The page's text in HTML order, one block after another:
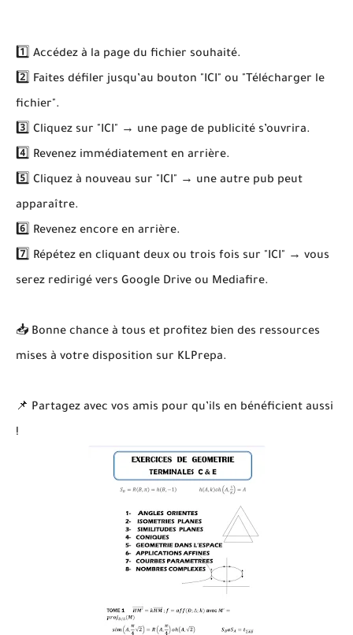
1️⃣ Accédez à la page du fichier souhaité.
2️⃣ Faites défiler jusqu’au bouton "ICI" ou "Télécharger le
fichier".
3️⃣ Cliquez sur "ICI" → une page de publicité s’ouvrira.
4️⃣ Revenez immédiatement en arrière.
5️⃣ Cliquez à nouveau sur "ICI" → une autre pub peut
apparaître.
6️⃣ Revenez encore en arrière.
7️⃣ Répétez en cliquant deux ou trois fois sur "ICI" → vous
serez redirigé vers Google Drive ou Mediafire.
📥 Bonne chance à tous et profitez bien des ressources
mises à votre disposition sur KLPrepa.
📌 Partagez avec vos amis pour qu’ils en bénéficient aussi
!